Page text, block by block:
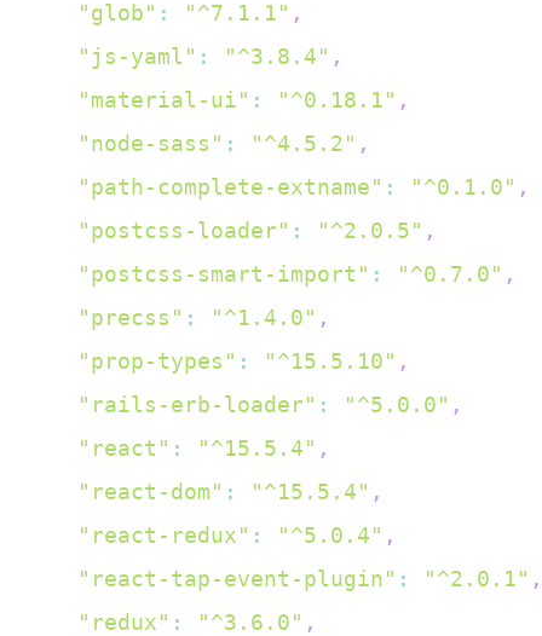
"glob" : "^7.1.1" ,
"js-yaml" : "^3.8.4" ,
"material-ui" : "^0.18.1" ,
"node-sass" : "^4.5.2" ,
"path-complete-extname" : "^0.1.0" ,
"postcss-loader" : "^2.0.5" ,
"postcss-smart-import" : "^0.7.0" ,
"precss" : "^1.4.0" ,
"prop-types" : "^15.5.10" ,
"rails-erb-loader" : "^5.0.0" ,
"react" : "^15.5.4" ,
"react-dom" : "^15.5.4" ,
"react-redux" : "^5.0.4" ,
"react-tap-event-plugin" : "^2.0.1" ,
"redux" : "^3.6.0" ,